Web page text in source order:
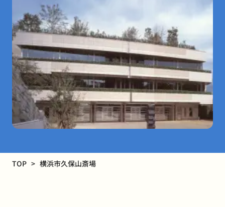
TOP 横浜市久保山斎場